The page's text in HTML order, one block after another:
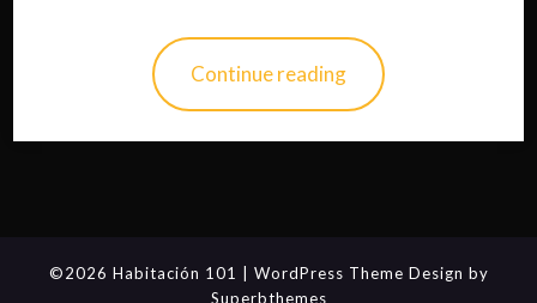
Continue reading
©2026 Habitación 101
| WordPress Theme Design by
Superbthemes